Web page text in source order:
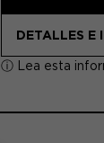
DETALLES E
ⓘ Lea esta